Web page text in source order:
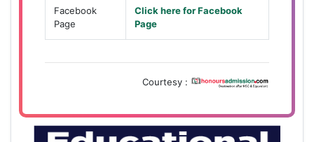
Facebook
Page
Click here for Facebook
Page
Courtesy :